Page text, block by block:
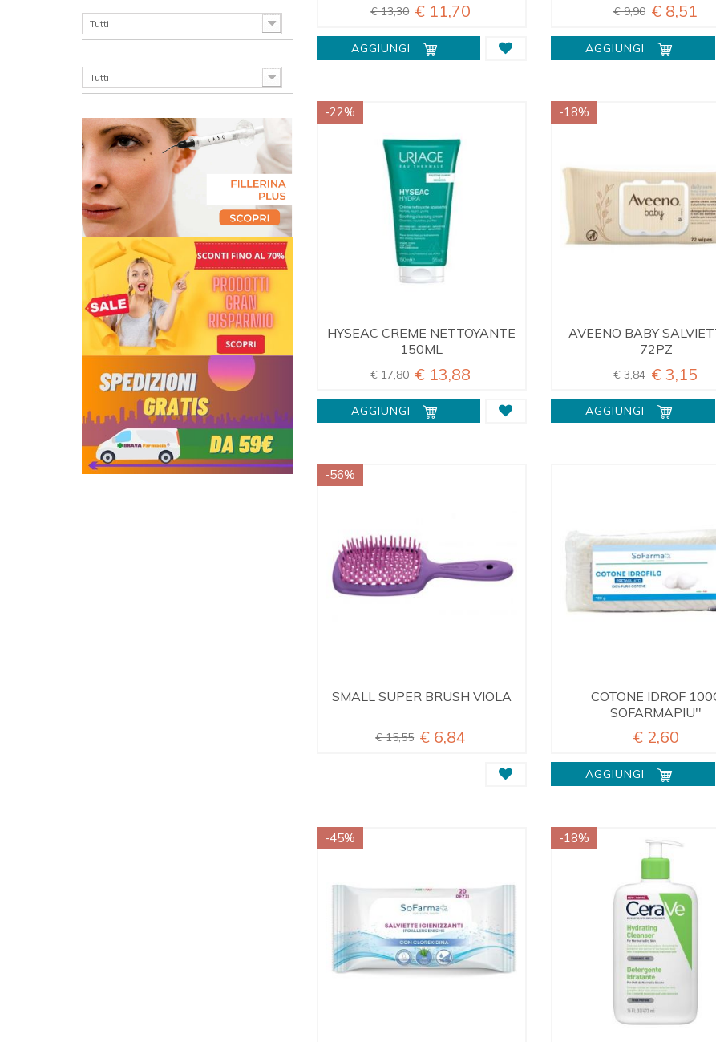
Tutti
Tutti
€ 13,30 € 11,70
AGGIUNGI
€ 9,90 € 8,51
AGGIUNGI
HYSEAC CREME NETTOYANTE
150ML
€ 17,80 € 13,88
-22%
AGGIUNGI
AVEENO BABY
72PZ
€ 3,84 € 3,15
-18%
AGGIUNGI
SMALL SUPER BRUSH VIOLA
€ 15,55 € 6,84
-56%
COTONE IDROF
SOFARMAPIU''
€ 2,60
AGGIUNGI
-45% -18%